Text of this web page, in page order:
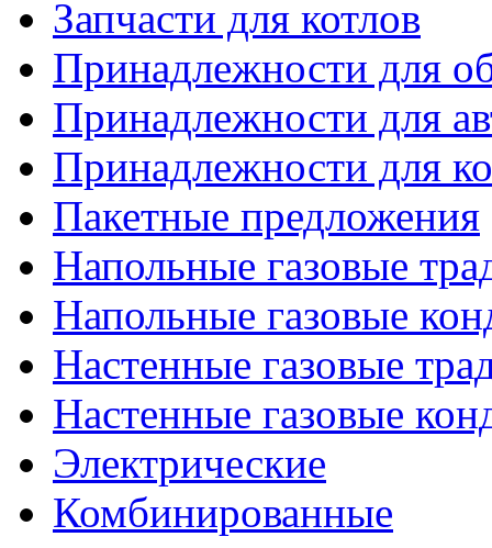
Запчасти для котлов
Принадлежности для
Принадлежности для
Принадлежности для
Пакетные предложения
Напольные газовые
Напольные газовые
Настенные газовые
Настенные газовые
Электрические
Комбинированные